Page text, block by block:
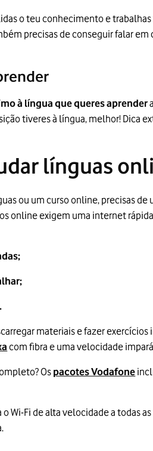
o teu conhecimento e trabalhas
precisas de conseguir falar
à língua que queres aprender
tiveres à língua, melhor! Dica
línguas
ou um curso online, precisas de
online exigem uma internet
materiais e fazer exercícios
com fibra e uma velocidade
Os pacotes Vodafone
Wi-Fi de alta velocidade a todas